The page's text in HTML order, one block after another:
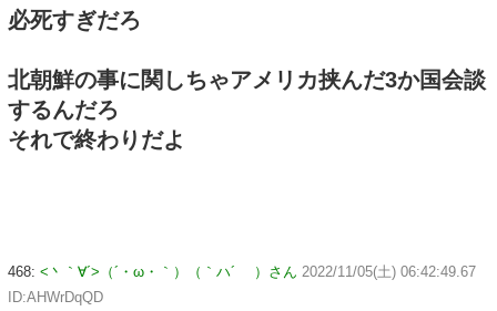
必死すぎだろ
北朝鮮の事に関しちゃアメリカ挟んだ3か国会談
するんだろ
それで終わりだよ
468: <丶｀∀´>（´・ω・｀）（｀ハ´ ）さん 2022/11/05(土) 06:42:49.67
ID:AHWrDqQD